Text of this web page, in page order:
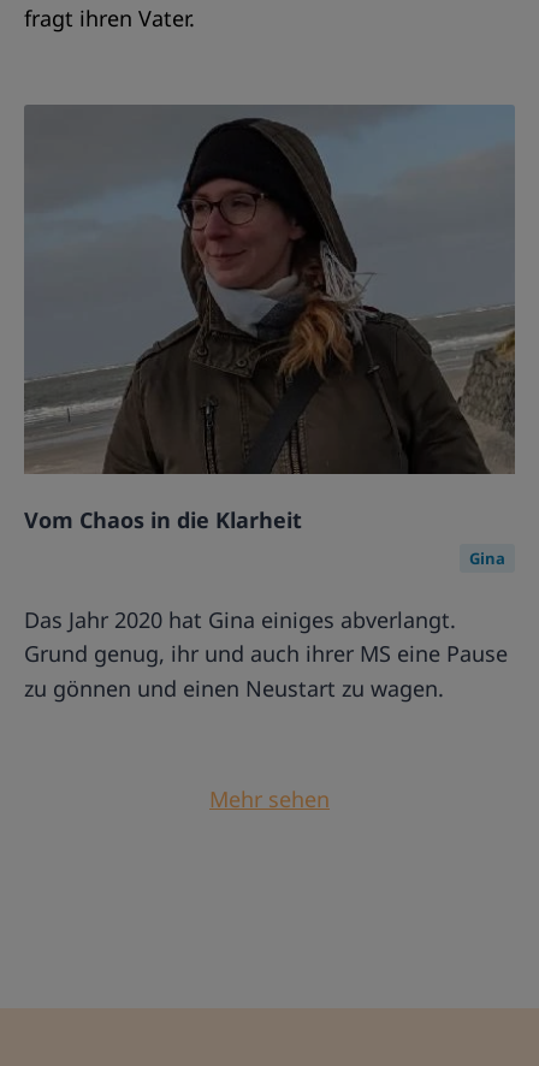
fragt ihren Vater.
Vom Chaos in die Klarheit
Gina
Das Jahr 2020 hat Gina einiges abverlangt.
Grund genug, ihr und auch ihrer MS eine Pause
zu gönnen und einen Neustart zu wagen.
Mehr sehen